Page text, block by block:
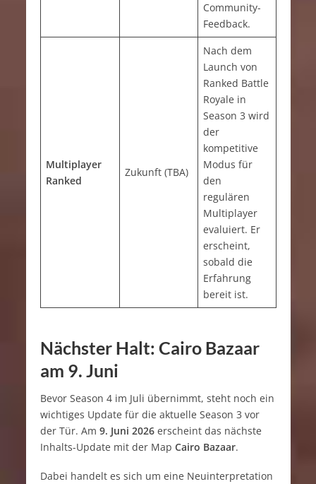
Community-
Feedback.
Multiplayer
Ranked
Zukunft (TBA)
Nach dem
Launch von
Ranked Battle
Royale in
Season 3 wird
der
kompetitive
Modus für
den
regulären
Multiplayer
evaluiert. Er
erscheint,
sobald die
Erfahrung
bereit ist.
Nächster Halt: Cairo Bazaar
am 9. Juni
Bevor Season 4 im Juli übernimmt, steht noch ein
wichtiges Update für die aktuelle Season 3 vor
der Tür. Am 9. Juni 2026erscheint das nächste
Inhalts-Update mit der Map Cairo Bazaar.
Dabei handelt es sich um eine Neuinterpretation